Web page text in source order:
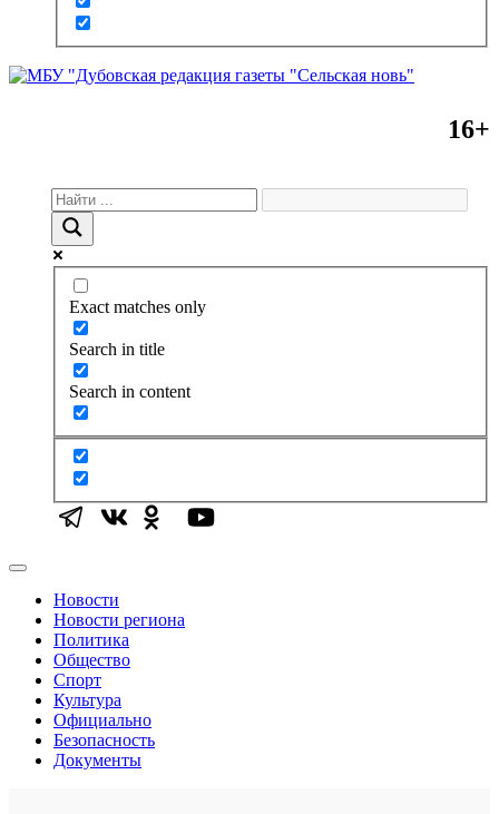
16+
Exact matches only
Search in title
Search in content
Новости
Новости региона
Политика
Общество
Спорт
Культура
Официально
Безопасность
Документы